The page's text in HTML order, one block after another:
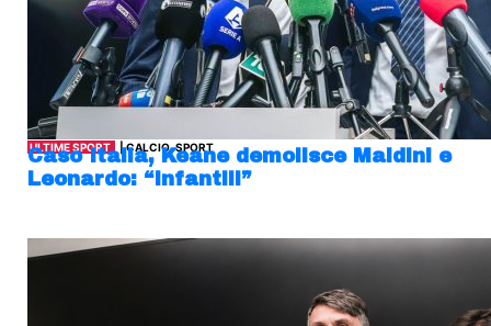
ULTIME SPORT | CALCIO, SPORT
Caso Italia, Keane demolisce Maldini e
Leonardo: “Infantili”